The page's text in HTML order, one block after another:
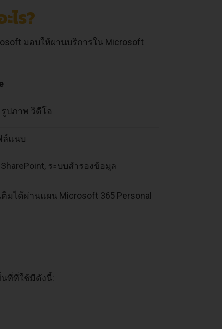
ไร?
มอบให้ผ่านบริการใน Microsoft
รูปภาพ วิดีโอ
ล์แนบ
SharePoint, ระบบสำรองข้อมูล
มได้ผ่านแผน Microsoft 365 Personal
นที่ที่ใช้มีดังนี้: